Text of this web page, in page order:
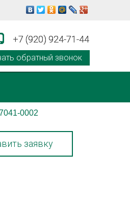
+7 (920) 924-71-44
обратный звонок
+7 (920) 924-71-44
0002
заявку